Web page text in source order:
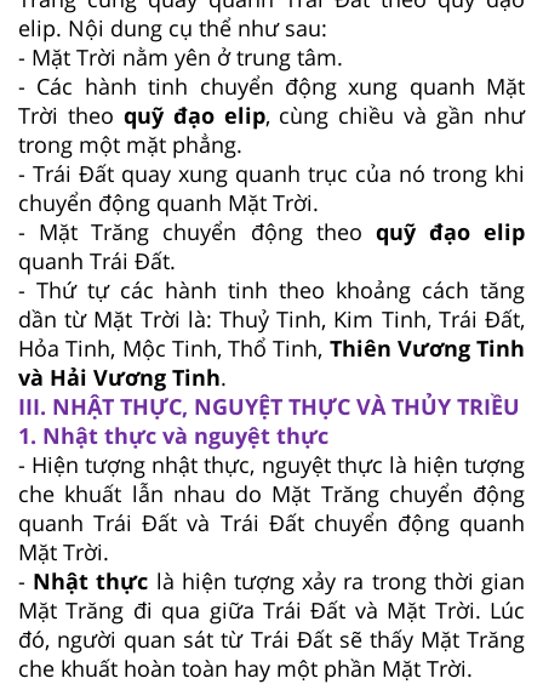
elip. Nội dung cụ thể như sau:
- Mặt Trời nằm yên ở trung tâm.
- Các hành tinh chuyển động xung quanh Mặt
Trời theo quỹ đạo elip, cùng chiều và gần như
trong một mặt phẳng.
- Trái Đất quay xung quanh trục của nó trong khi
chuyển động quanh Mặt Trời.
- Mặt Trăng chuyển động theo quỹ đạo elip
quanh Trái Đất.
- Thứ tự các hành tinh theo khoảng cách tăng
dần từ Mặt Trời là: Thuỷ Tinh, Kim Tinh, Trái Đất,
Hỏa Tinh, Mộc Tinh, Thổ Tinh, Thiên Vương Tinh
và Hải Vương Tinh.
III. NHẬT THỰC, NGUYỆT THỰC VÀ THỦY TRIỀU
1. Nhật thực và nguyệt thực
- Hiện tượng nhật thực, nguyệt thực là hiện tượng
che khuất lẫn nhau do Mặt Trăng chuyển động
quanh Trái Đất và Trái Đất chuyển động quanh
Mặt Trời.
- Nhật thực là hiện tượng xảy ra trong thời gian
Mặt Trăng đi qua giữa Trái Đất và Mặt Trời. Lúc
đó, người quan sát từ Trái Đất sẽ thấy Mặt Trăng
che khuất hoàn toàn hay một phần Mặt Trời.